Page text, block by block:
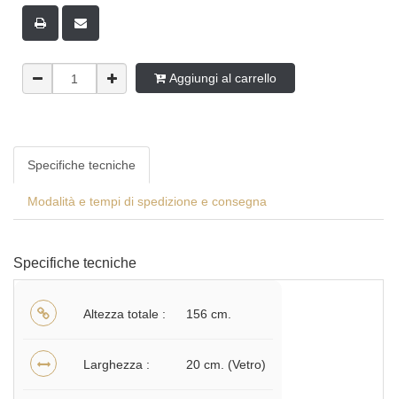
Aggiungi al carrello
Specifiche tecniche
Modalità e tempi di spedizione e consegna
Specifiche tecniche
Altezza totale 156 cm.
Larghezza 20 cm. (Vetro)